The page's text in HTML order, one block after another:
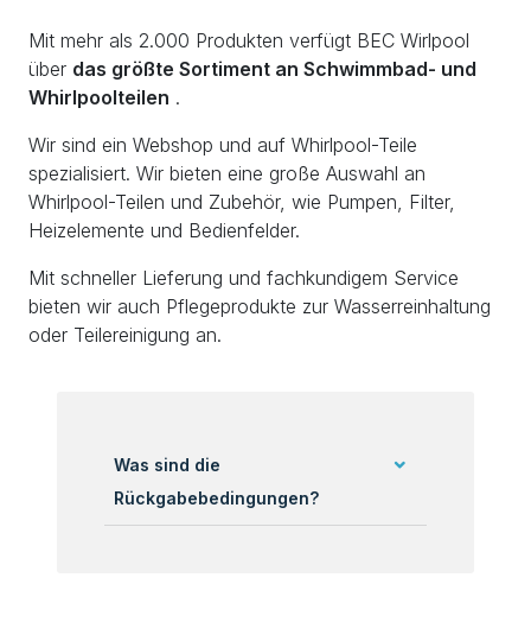
Mit mehr als 2.000 Produkten verfügt BEC Wirlpool
über das größte Sortiment an Schwimmbad- und
Whirlpoolteilen .
Wir sind ein Webshop und auf Whirlpool-Teile
spezialisiert. Wir bieten eine große Auswahl an
Whirlpool-Teilen und Zubehör, wie Pumpen, Filter,
Heizelemente und Bedienfelder.
Mit schneller Lieferung und fachkundigem Service
bieten wir auch Pflegeprodukte zur Wasserreinhaltung
oder Teilereinigung an.
Was sind die
Rückgabebedingungen?